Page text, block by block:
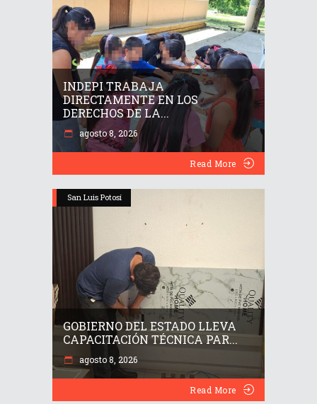
INDEPI TRABAJA
DIRECTAMENTE EN LOS
DERECHOS DE LA...
agosto 8, 2026
Read More
San Luis Potosí
GOBIERNO DEL ESTADO LLEVA
CAPACITACIÓN TÉCNICA PAR...
agosto 8, 2026
Read More